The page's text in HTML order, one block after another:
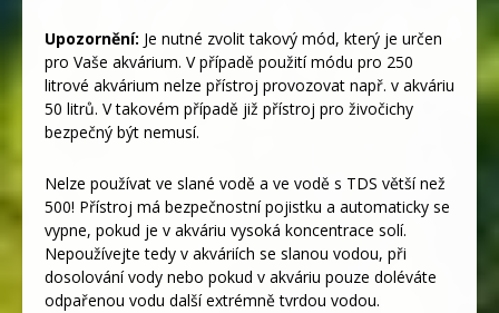
Upozornění: Je nutné zvolit takový mód, který je určen
pro Vaše akvárium. V případě použití módu pro 250
litrové akvárium nelze přístroj provozovat např. v akváriu
50 litrů. V takovém případě již přístroj pro živočichy
bezpečný být nemusí.
Nelze používat ve slané vodě a ve vodě s TDS větší než
500! Přístroj má bezpečnostní pojistku a automaticky se
vypne, pokud je v akváriu vysoká koncentrace solí.
Nepoužívejte tedy v akváriích se slanou vodou, při
dosolování vody nebo pokud v akváriu pouze doléváte
odpařenou vodu další extrémně tvrdou vodou.